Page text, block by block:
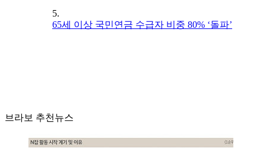
5.
65세 이상 국민연금 수급자 비중 80% ‘돌파’
브라보 추천뉴스